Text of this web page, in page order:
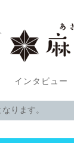
インタビュー
ります。